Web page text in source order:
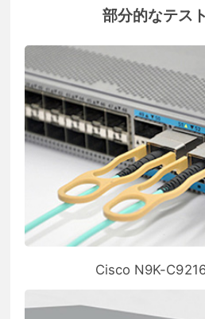
部分的なテス
Cisco N9K-